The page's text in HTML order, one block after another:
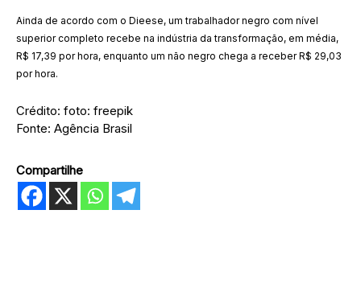
Ainda de acordo com o Dieese, um trabalhador negro com nível
superior completo recebe na indústria da transformação, em média,
R$ 17,39 por hora, enquanto um não negro chega a receber R$ 29,03
por hora.
Crédito: foto: freepik
Fonte: Agência Brasil
Compartilhe